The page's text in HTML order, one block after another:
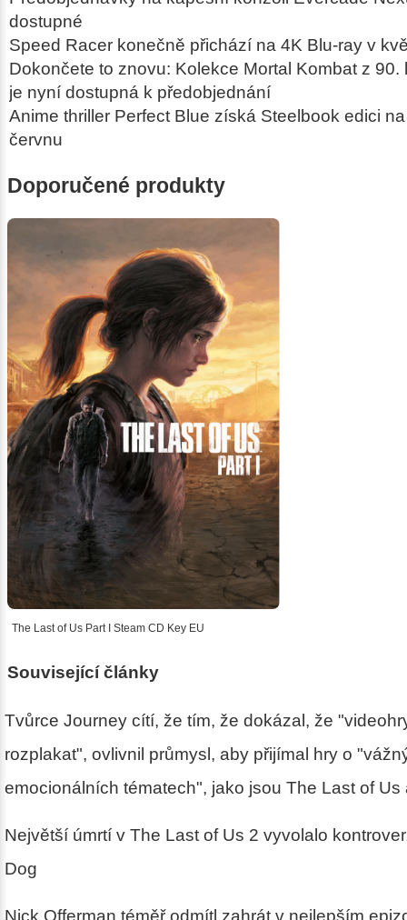
dostupné
Speed Racer konečně přichází na 4K Blu-ray v
Dokončete to znovu: Kolekce Mortal Kombat z 90.
je nyní dostupná k předobjednání
Anime thriller Perfect Blue získá Steelbook edici
červnu
Doporučené produkty
The Last of Us Part I Steam CD Key EU
Související články
Tvůrce Journey cítí, že tím, že dokázal, že
rozplakat", ovlivnil průmysl, aby přijímal hry o
emocionálních tématech", jako jsou The Last of Us
Největší úmrtí v The Last of Us 2 vyvolalo
Dog
Nick Offerman téměř odmítl zahrát v nejlepším